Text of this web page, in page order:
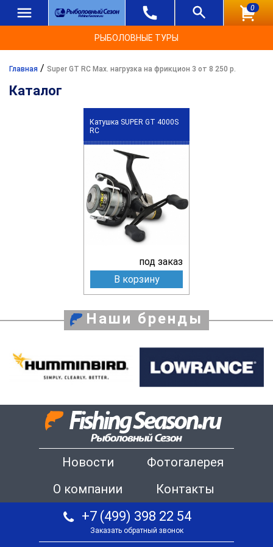
0
РЫБОЛОВНЫЕ ТУРЫ
Главная / Super GT RC Max. нагрузка на фрикцион 3 от 8 250 р.
Каталог
Катушка SUPER GT 4000S
RC
под заказ
В корзину
Наши бренды
Новости
Фотогалерея
О компании
Контакты
+7 (499) 398 22 54
Заказать обратный звонок